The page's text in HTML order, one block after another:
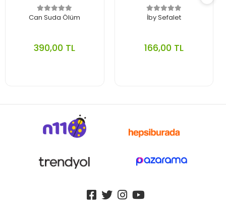
Can Suda Ölüm
390,00 TL
İby Sefalet
166,00 TL